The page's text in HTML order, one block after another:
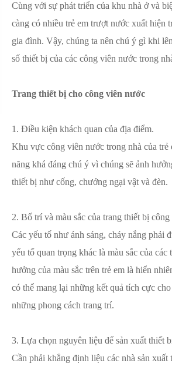
Cùng với sự phát triển của khu nhà ở và
càng có nhiều trẻ em trượt nước xuất hiện
gia đình. Vậy, chúng ta nên chú ý gì khi
số thiết bị của các công viên nước trong
Trang thiết bị cho công viên nước
1. Điều kiện khách quan của địa điểm.
Khu vực công viên nước trong nhà của trẻ
năng khá đáng chú ý vì chúng sẽ ảnh
thiết bị như cống, chướng ngại vật và đèn.
2. Bố trí và màu sắc của trang thiết bị
Các yếu tố như ánh sáng, cháy nắng phải
yếu tố quan trọng khác là màu sắc của
hưởng của màu sắc trên trẻ em là hiển
có thể mang lại những kết quả tích cực
những phong cách trang trí.
3. Lựa chọn nguyên liệu để sản xuất thiết
Cần phải khẳng định liệu các nhà sản xuất